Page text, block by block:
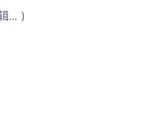
... )